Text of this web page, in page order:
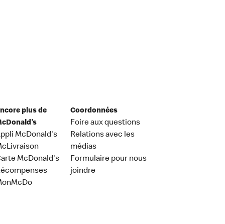
plus de
McDonald's
McDonald's
Coordonnées
Foire aux questions
Relations avec les
médias
Formulaire pour nous
joindre